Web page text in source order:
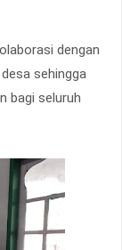
dengan
sehingga
bagi seluruh